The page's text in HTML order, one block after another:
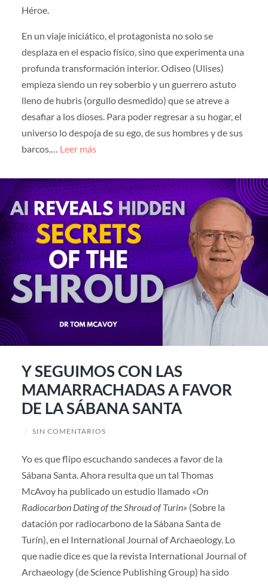
Héroe.
En un viaje iniciático, el protagonista no solo se
desplaza en el espacio físico, sino que experimenta una
profunda transformación interior. Odiseo (Ulises)
empieza siendo un rey soberbio y un guerrero astuto
lleno de hubris (orgullo desmedido) que se atreve a
desafiar a los dioses. Para poder regresar a su hogar, el
universo lo despoja de su ego, de sus hombres y de sus
barcos.… Leer más
Y SEGUIMOS CON LAS
MAMARRACHADAS A FAVOR
DE LA SÁBANA SANTA
/ SIN COMENTARIOS
Yo es que flipo escuchando sandeces a favor de la
Sábana Santa. Ahora resulta que un tal Thomas
McAvoy ha publicado un estudio llamado «On
Radiocarbon Dating of the Shroud of Turin» (Sobre la
datación por radiocarbono de la Sábana Santa de
Turín), en el International Journal of Archaeology. Lo
que nadie dice es que la revista International Journal of
Archaeology (de Science Publishing Group) ha sido